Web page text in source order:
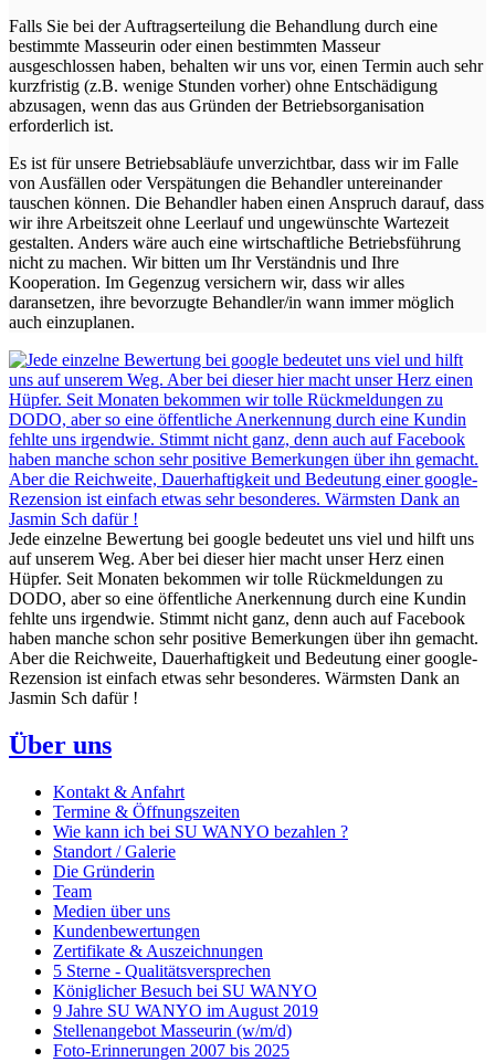
Falls Sie bei der Auftragserteilung die Behandlung durch eine
bestimmte Masseurin oder einen bestimmten Masseur
ausgeschlossen haben, behalten wir uns vor, einen Termin auch sehr
kurzfristig (z.B. wenige Stunden vorher) ohne Entschädigung
abzusagen, wenn das aus Gründen der Betriebsorganisation
erforderlich ist.
Es ist für unsere Betriebsabläufe unverzichtbar, dass wir im Falle
von Ausfällen oder Verspätungen die Behandler untereinander
tauschen können. Die Behandler haben einen Anspruch darauf, dass
wir ihre Arbeitszeit ohne Leerlauf und ungewünschte Wartezeit
gestalten. Anders wäre auch eine wirtschaftliche Betriebsführung
nicht zu machen. Wir bitten um Ihr Verständnis und Ihre
Kooperation. Im Gegenzug versichern wir, dass wir alles
daransetzen, ihre bevorzugte Behandler/in wann immer möglich
auch einzuplanen.
Jede einzelne Bewertung bei google bedeutet uns viel und hilft uns
auf unserem Weg. Aber bei dieser hier macht unser Herz einen
Hüpfer. Seit Monaten bekommen wir tolle Rückmeldungen zu
DODO, aber so eine öffentliche Anerkennung durch eine Kundin
fehlte uns irgendwie. Stimmt nicht ganz, denn auch auf Facebook
haben manche schon sehr positive Bemerkungen über ihn gemacht.
Aber die Reichweite, Dauerhaftigkeit und Bedeutung einer google-
Rezension ist einfach etwas sehr besonderes. Wärmsten Dank an
Jasmin Sch dafür !
Über uns
Kontakt & Anfahrt
Termine & Öffnungszeiten
Wie kann ich bei SU WANYO bezahlen ?
Standort / Galerie
Die Gründerin
Team
Medien über uns
Kundenbewertungen
Zertifikate & Auszeichnungen
5 Sterne - Qualitätsversprechen
Königlicher Besuch bei SU WANYO
9 Jahre SU WANYO im August 2019
Stellenangebot Masseurin (w/m/d)
Foto-Erinnerungen 2007 bis 2025